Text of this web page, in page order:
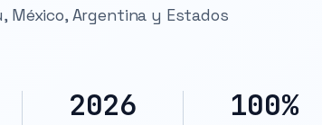
México, Argentina y Estados
2026 100%